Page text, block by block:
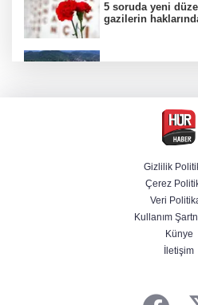
5 soruda yeni
gazilerin
Sel felaketinin
tamamen değişti
Yurt dışına
Gizlilik
Çerez
Veri
Kullanım
Künye
İletişim